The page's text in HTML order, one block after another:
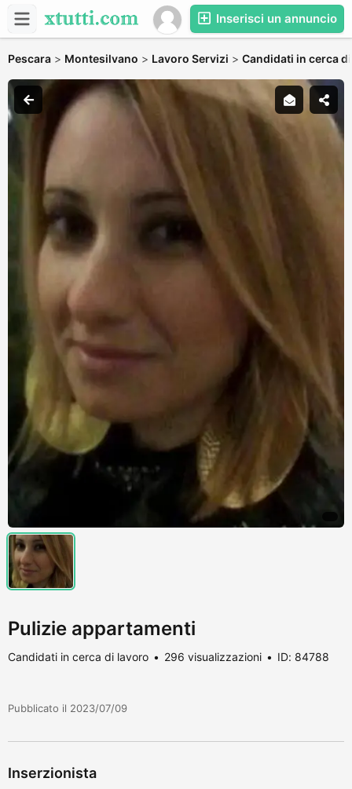
Inserisci un annuncio
Pescara > Montesilvano > Lavoro Servizi > Candidati in cerca
Pulizie appartamenti
Candidati in cerca di lavoro 296 visualizzazioni ID: 84788
Pubblicato il 2023/07/09
Inserzionista